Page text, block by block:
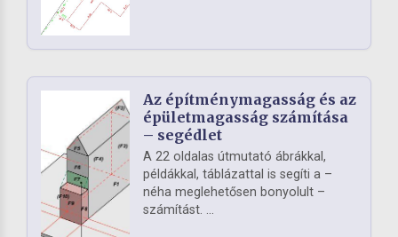
Az építménymagasság és az
épületmagasság számítása
– segédlet
A 22 oldalas útmutató ábrákkal,
példákkal, táblázattal is segíti a –
néha meglehetősen bonyolult –
számítást. ...